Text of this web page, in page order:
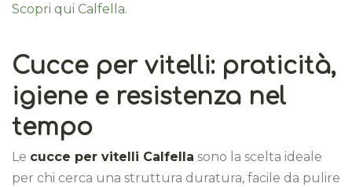
Scopri qui Calfella.
Cucce per vitelli: praticità,
igiene e resistenza nel
tempo
Le cucce per vitelli Calfella sono la scelta ideale
per chi cerca una struttura duratura, facile da pulire